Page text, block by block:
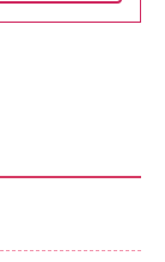
No.2500増刊
タメの矜持／
KLMEA128G
17 用 保護フィ
KLMEA128G
ロゴ - クラ